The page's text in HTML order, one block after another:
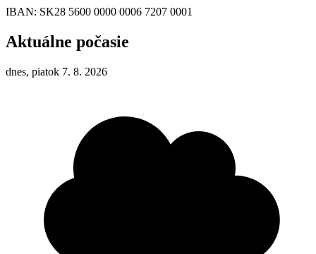
IBAN: SK28 5600 0000 0006 7207 0001
Aktuálne počasie
dnes, piatok 7. 8. 2026